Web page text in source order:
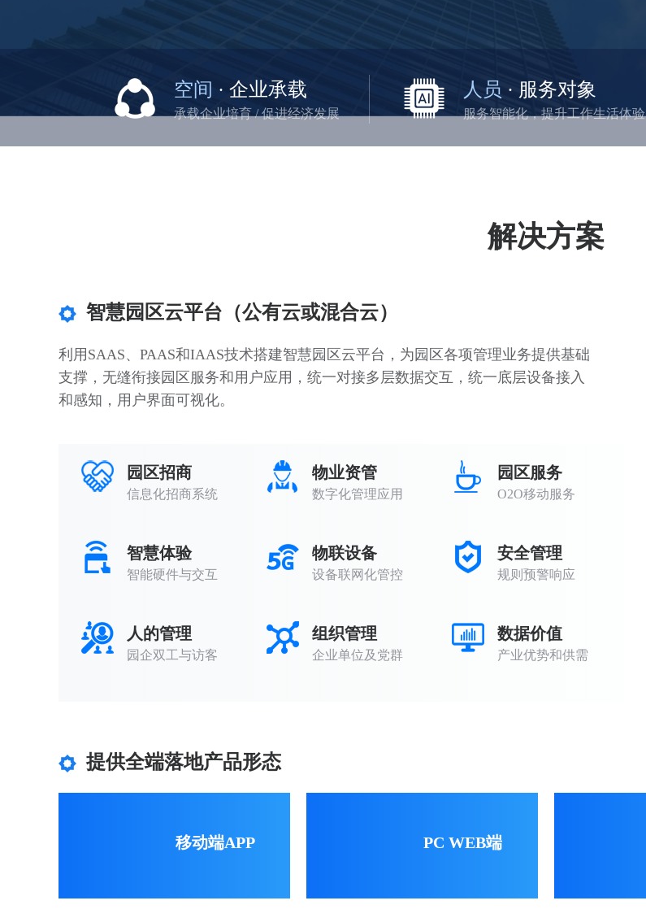
空间 · 企业承载
承载企业培育 / 促进经济发展
人员 · 服务对象
服务智能化，提升工作生活体验
解决方案
智慧园区云平台（公有云或混合云）
利用SAAS、PAAS和IAAS技术搭建智慧园区云平台，为园区各项管理业务提供基础
支撑，无缝衔接园区服务和用户应用，统一对接多层数据交互，统一底层设备接入
和感知，用户界面可视化。
园区招商
信息化招商系统
物业资管
数字化管理应用
园区服务
O2O移动服务
智慧体验
智能硬件与交互
物联设备
设备联网化管控
安全管理
规则预警响应
人的管理
园企双工与访客
组织管理
企业单位及党群
数据价值
产业优势和供需
提供全端落地产品形态
移动端APP PC WEB端